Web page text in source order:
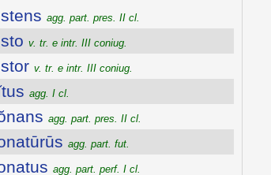
agg. part. pres. II cl.
v. tr. e intr. III coniug.
v. tr. e intr. III coniug.
agg. I cl.
agg. part. pres. II cl.
agg. part. fut.
agg. part. perf. I cl.